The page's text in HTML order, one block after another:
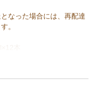
なった場合には、再配達
。